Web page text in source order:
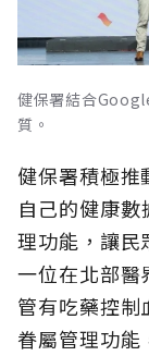
健保署結合
質。
健保署積極推
自己的健康
理功能，讓民
一位在北部醫
管有吃藥控制
眷屬管理功能